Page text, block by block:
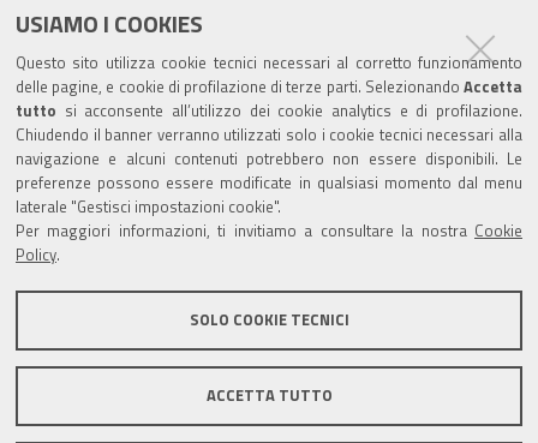
USIAMO I COOKIES
Questo sito utilizza cookie tecnici necessari al corretto funzionamento
delle pagine, e cookie di profilazione di terze parti. Selezionando Accetta
tutto si acconsente all’utilizzo dei cookie analytics e di profilazione.
Chiudendo il banner verranno utilizzati solo i cookie tecnici necessari alla
navigazione e alcuni contenuti potrebbero non essere disponibili. Le
preferenze possono essere modificate in qualsiasi momento dal menu
laterale "Gestisci impostazioni cookie".
Per maggiori informazioni, ti invitiamo a consultare la nostra Cookie
Policy
SOLO COOKIE TECNICI
ACCETTA TUTTO
Trasparenza
Amministrazione trasparente
Albo Camerale
Pubblicità Legale
Area riservata Amministratori
Informativa generale
Informative privacy